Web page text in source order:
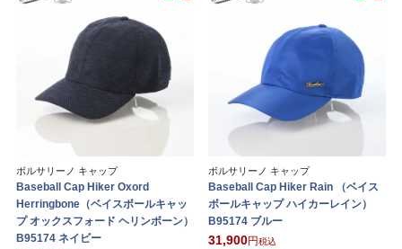
ボルサリーノ キャップ
Baseball Cap Hiker Oxord
Herringbone（ベイスボールキャッ
プ オックスフォード ヘリンボーン）
B95174 ネイビー
ボルサリーノ キャップ
Baseball Cap Hiker Rain （ベイス
ボールキャップ ハイカーレイン）
B95174 ブルー
31,900
税込